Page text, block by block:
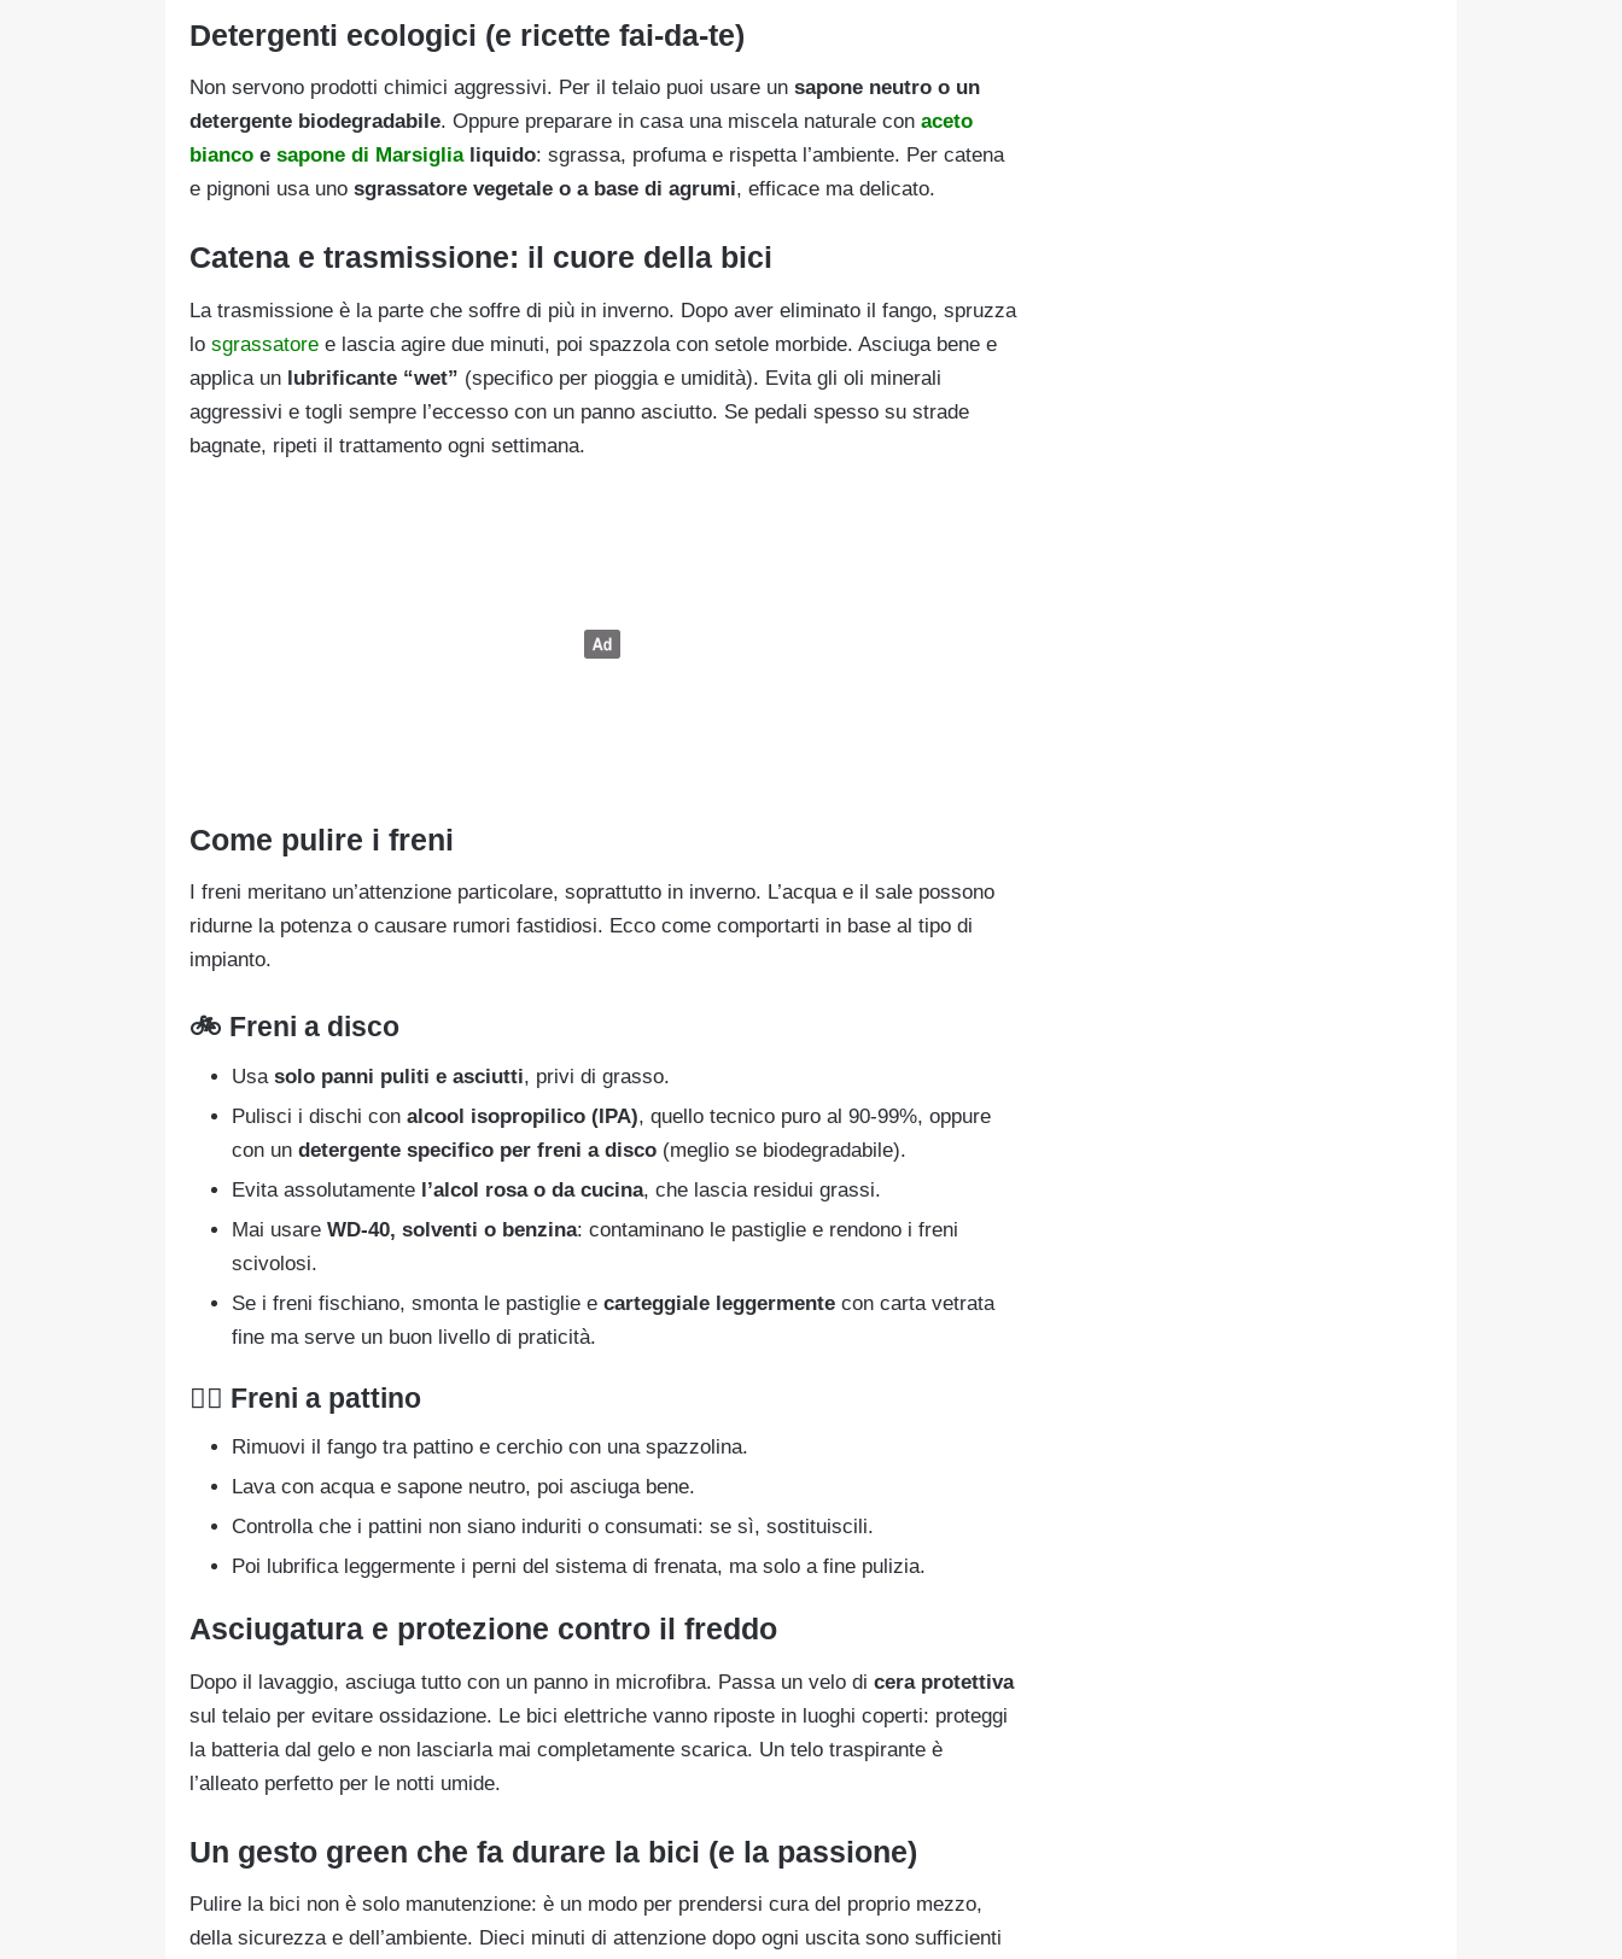
Detergenti ecologici (e ricette fai-da-te)
Non servono prodotti chimici aggressivi. Per il telaio puoi usare un sapone neutro o un
detergente biodegradabile. Oppure preparare in casa una miscela naturale con aceto
bianco e sapone di Marsiglialiquido: sgrassa, profuma e rispetta l’ambiente. Per catena
e pignoni usa uno sgrassatore vegetale o a base di agrumi, efficace ma delicato.
Catena e trasmissione: il cuore della bici
La trasmissione è la parte che soffre di più in inverno. Dopo aver eliminato il fango, spruzza
lo sgrassatore e lascia agire due minuti, poi spazzola con setole morbide. Asciuga bene e
applica un lubrificante “wet” (specifico per pioggia e umidità). Evita gli oli minerali
aggressivi e togli sempre l’eccesso con un panno asciutto. Se pedali spesso su strade
bagnate, ripeti il trattamento ogni settimana.
Come pulire i freni
I freni meritano un’attenzione particolare, soprattutto in inverno. L’acqua e il sale possono
ridurne la potenza o causare rumori fastidiosi. Ecco come comportarti in base al tipo di
impianto.
🚲 Freni a disco
Usa solo panni puliti e asciutti, privi di grasso.
Pulisci i dischi con alcool isopropilico (IPA), quello tecnico puro al 90-99%, oppure
con un detergente specifico per freni a disco (meglio se biodegradabile).
Evita assolutamente l’alcol rosa o da cucina, che lascia residui grassi.
Mai usare WD-40, solventi o benzina: contaminano le pastiglie e rendono i freni
scivolosi.
Se i freni fischiano, smonta le pastiglie e carteggiale leggermente con carta vetrata
fine ma serve un buon livello di praticità.
🚴‍♀️ Freni a pattino
Rimuovi il fango tra pattino e cerchio con una spazzolina.
Lava con acqua e sapone neutro, poi asciuga bene.
Controlla che i pattini non siano induriti o consumati: se sì, sostituiscili.
Poi lubrifica leggermente i perni del sistema di frenata, ma solo a fine pulizia.
Asciugatura e protezione contro il freddo
Dopo il lavaggio, asciuga tutto con un panno in microfibra. Passa un velo di cera protettiva
sul telaio per evitare ossidazione. Le bici elettriche vanno riposte in luoghi coperti: proteggi
la batteria dal gelo e non lasciarla mai completamente scarica. Un telo traspirante è
l’alleato perfetto per le notti umide.
Un gesto green che fa durare la bici (e la passione)
Pulire la bici non è solo manutenzione: è un modo per prendersi cura del proprio mezzo,
della sicurezza e dell’ambiente. Dieci minuti di attenzione dopo ogni uscita sono sufficienti